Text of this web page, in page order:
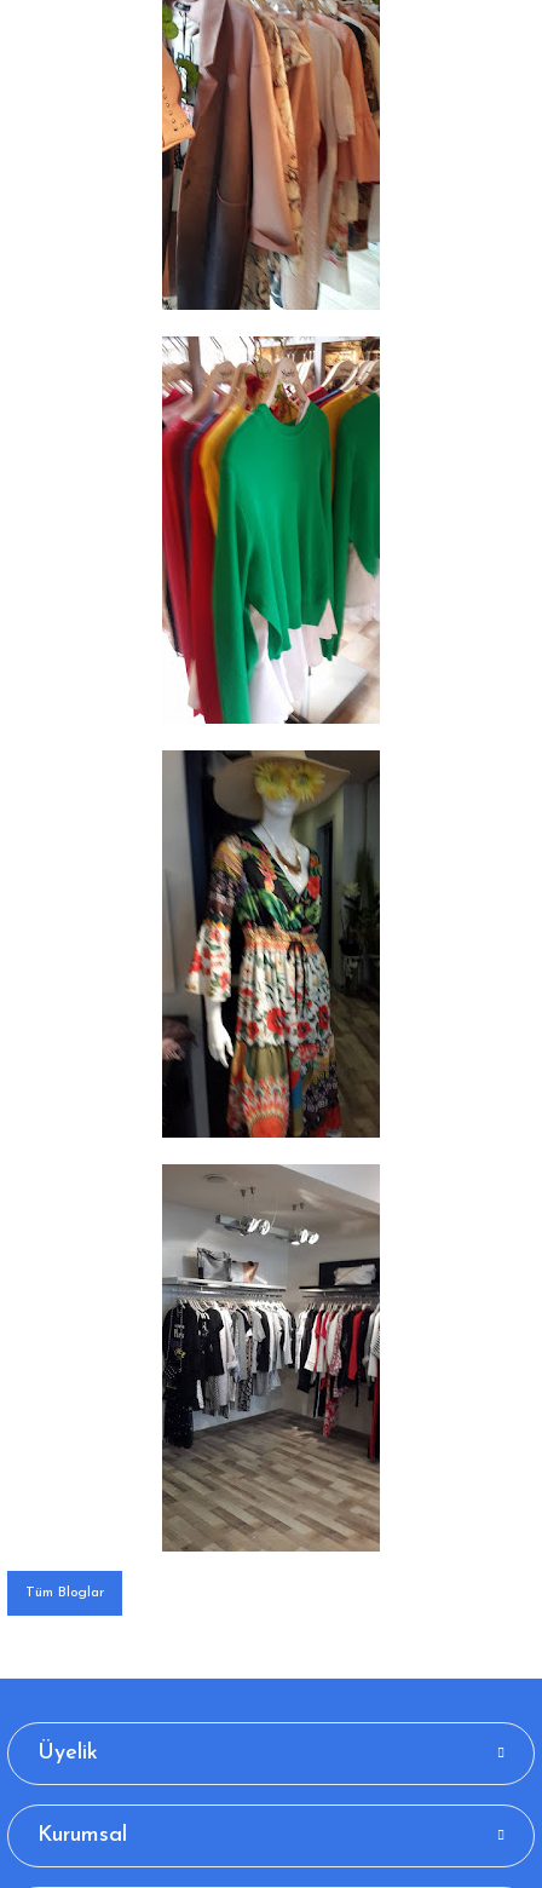
Tüm Bloglar
Üyelik
Kurumsal